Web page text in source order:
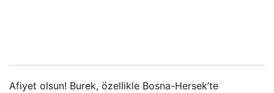
Afiyet olsun! Burek, özellikle Bosna-Hersek’te